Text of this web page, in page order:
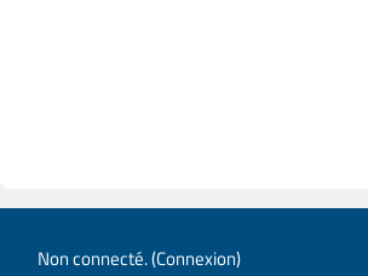
Non connecté. (Connexion)